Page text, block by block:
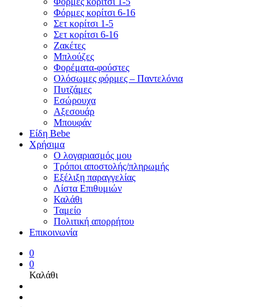
Φόρμες κορίτσι 6-16
Σετ κορίτσι 1-5
Σετ κορίτσι 6-16
Ζακέτες
Μπλούζες
Φορέματα-φούστες
Ολόσωμες φόρμες – Παντελόνια
Πυτζάμες
Εσώρουχα
Αξεσουάρ
Μπουφάν
Είδη Bebe
Χρήσιμα
Ο λογαριασμός μου
Τρόποι αποστολής/πληρωμής
Εξέλιξη παραγγελίας
Λίστα Επιθυμιών
Καλάθι
Ταμείο
Πολιτική απορρήτου
Επικοινωνία
0
0
Καλάθι